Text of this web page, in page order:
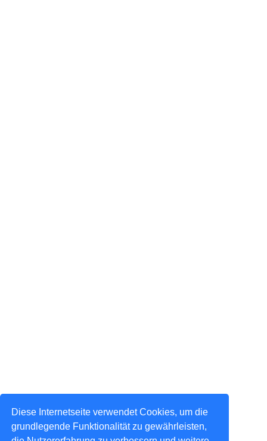
Diese Internetseite verwendet Cookies, um die
grundlegende Funktionalität zu gewährleisten,